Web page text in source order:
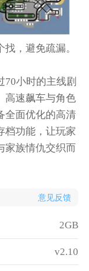
，避免疏漏。
小时的主线剧
高速飙车与角色
全面优化的高清
档功能，让玩家
家族情仇交织而
意见反馈
2GB
v2.10